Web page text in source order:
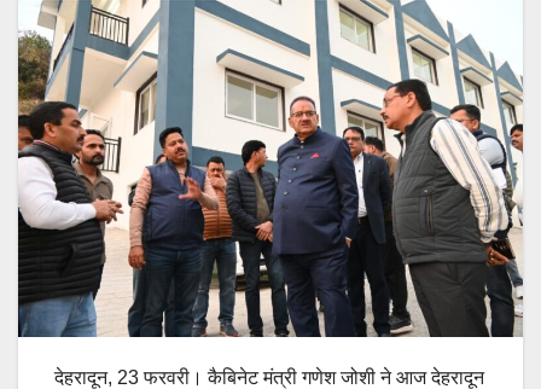
देहरादून, 23 फरवरी। कैबिनेट मंत्री गणेश जोशी ने आज देहरादून